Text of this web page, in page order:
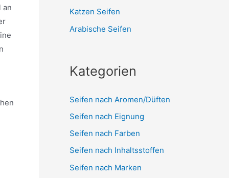
an
Katzen Seifen
Arabische Seifen
Kategorien
Seifen nach Aromen/Düften
Seifen nach Eignung
Seifen nach Farben
Seifen nach Inhaltsstoffen
Seifen nach Marken